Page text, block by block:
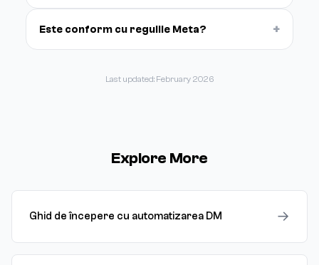
Este conform cu regulile Meta? +
Last updated: February 2026
Explore More
Ghid de începere cu automatizarea DM →